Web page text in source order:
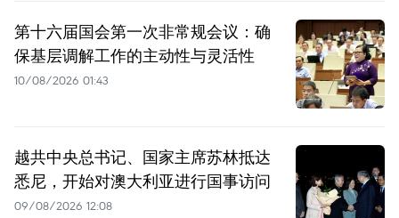
第十六届国会第一次非常规会议：确
保基层调解工作的主动性与灵活性
10/08/2026 01:43
越共中央总书记、国家主席苏林抵达
悉尼，开始对澳大利亚进行国事访问
09/08/2026 12:08